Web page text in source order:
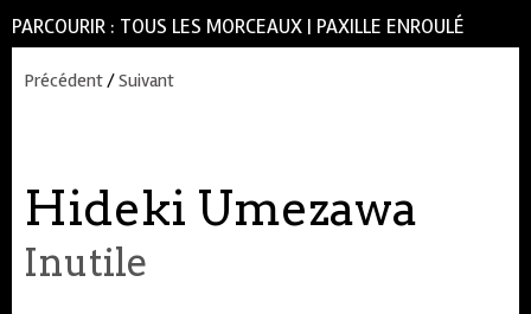
PARCOURIR : TOUS LES MORCEAUX | PAXILLE ENROULÉ
Précédent/Suivant
Hideki Umezawa
Inutile